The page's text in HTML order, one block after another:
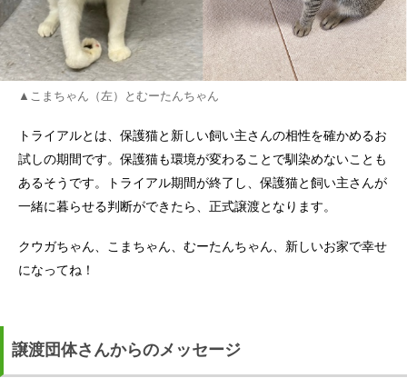
▲こまちゃん（左）とむーたんちゃん
トライアルとは、保護猫と新しい飼い主さんの相性を確かめるお
試しの期間です。保護猫も環境が変わることで馴染めないことも
あるそうです。トライアル期間が終了し、保護猫と飼い主さんが
一緒に暮らせる判断ができたら、正式譲渡となります。
クウガちゃん、こまちゃん、むーたんちゃん、新しいお家で幸せ
になってね！
譲渡団体さんからのメッセージ